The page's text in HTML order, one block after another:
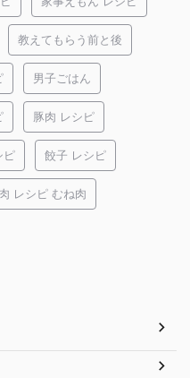
教えてもらう前と後
男子ごはん
豚肉 レシピ
ピ 餃子 レシピ
レシピ むね肉